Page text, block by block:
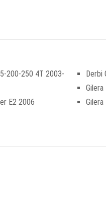
200-250 4T 2003-
E2 2006
Derbi